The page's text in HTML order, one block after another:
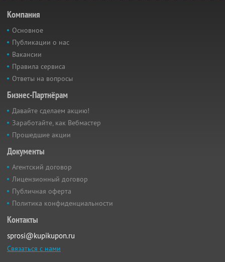
Компания
Основное
Публикации о нас
Вакансии
Правила сервиса
Ответы на вопросы
Бизнес-Партнёрам
Давайте сделаем акцию!
Заработайте, как Вебмастер
Прошедшие акции
Документы
Агентский договор
Лицензионный договор
Публичная оферта
Политика конфиденциальности
Контакты
sprosi@kupikupon.ru
Связаться с нами